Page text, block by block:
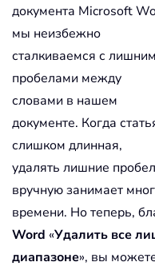
документа Microsoft
мы неизбежно
сталкиваемся с
пробелами между
словами в нашем
документе. Когда
слишком длинная,
удалять лишние
вручную занимает
времени. Но теперь,
Word «Удалить все
диапазоне», вы